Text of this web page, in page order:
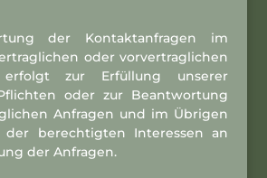
der Kontaktanfragen im
oder vorvertraglichen
erfolgt zur Erfüllung unserer
oder zur Beantwortung
Anfragen und im Übrigen
der berechtigten Interessen an
der Anfragen.